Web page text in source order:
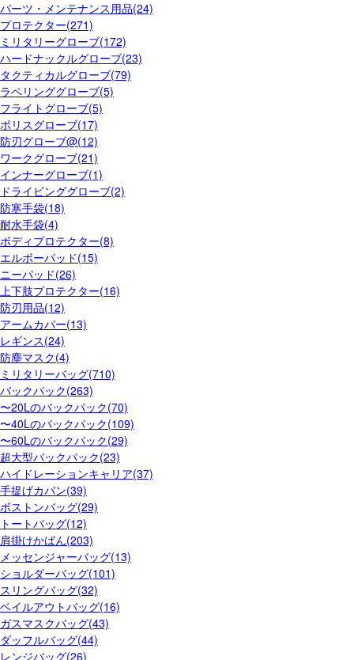
パーツ・メンテナンス用品(24)
プロテクター(271)
ミリタリーグローブ(172)
ハードナックルグローブ(23)
タクティカルグローブ(79)
ラペリンググローブ(5)
フライトグローブ(5)
ポリスグローブ(17)
防刃グローブ@(12)
ワークグローブ(21)
インナーグローブ(1)
ドライビンググローブ(2)
防寒手袋(18)
耐水手袋(4)
ボディプロテクター(8)
エルボーパッド(15)
ニーパッド(26)
上下肢プロテクター(16)
防刃用品(12)
アームカバー(13)
レギンス(24)
防塵マスク(4)
ミリタリーバッグ(710)
バックパック(263)
〜20Lのバックパック(70)
〜40Lのバックパック(109)
〜60Lのバックパック(29)
超大型バックパック(23)
ハイドレーションキャリア(37)
手提げカバン(39)
ボストンバッグ(29)
トートバッグ(12)
肩掛けかばん(203)
メッセンジャーバッグ(13)
ショルダーバッグ(101)
スリングバッグ(32)
ベイルアウトバッグ(16)
ガスマスクバッグ(43)
ダッフルバッグ(44)
レンジバッグ(26)